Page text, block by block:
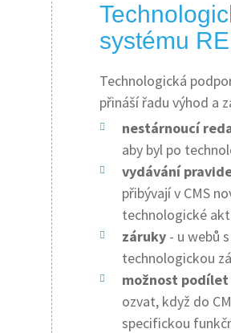
systému
Technologická
přináší řadu výhod a
nestárnoucí
aby byl po
vydávání
přibývají v CMS
technologické
záruky - u webů
technologickou
možnost
ozvat, když do
specifickou